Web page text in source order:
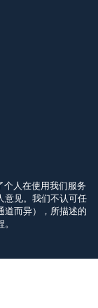
个人在使用我们服务
意见。我们不认可任
道而异），所描述的